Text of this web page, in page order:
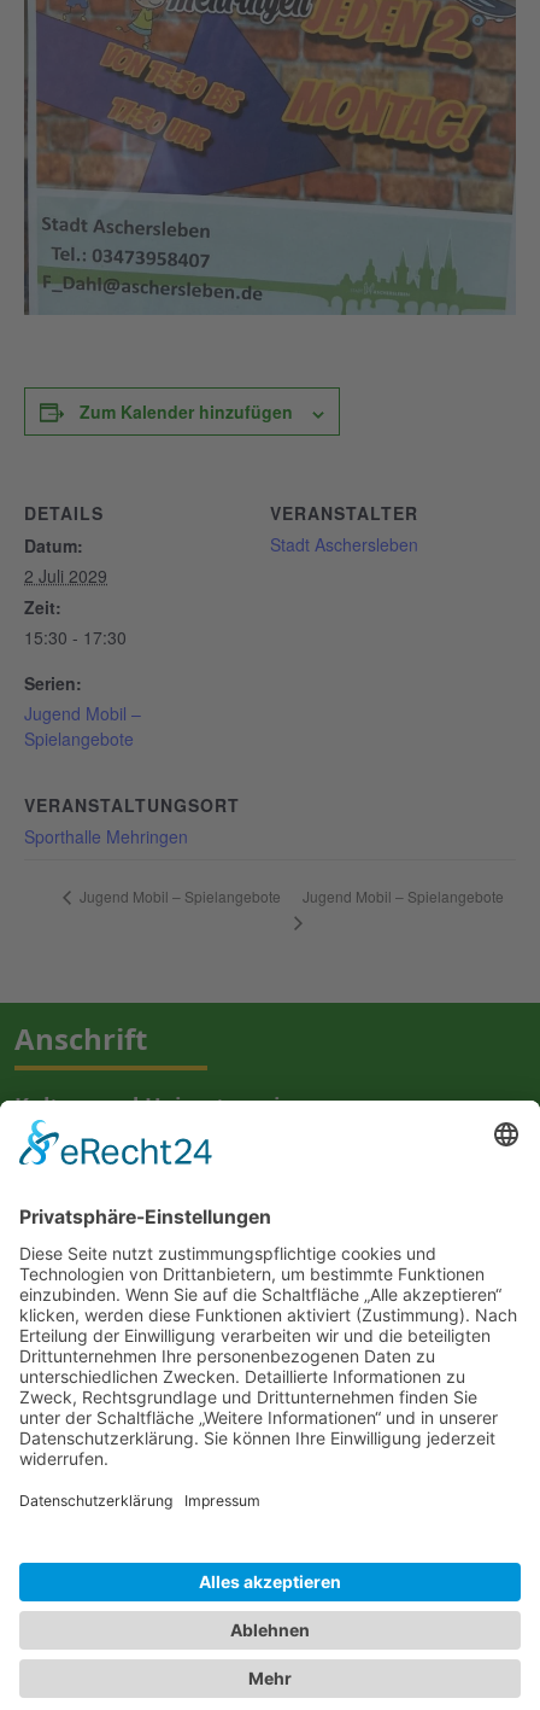
Zum Kalender hinzufügen
DETAILS
Datum:
2 Juli 2029
Zeit:
15:30 - 17:30
Serien:
Jugend Mobil –
Spielangebote
VERANSTALTER
Stadt Aschersleben
VERANSTALTUNGSORT
Sporthalle Mehringen
Jugend Mobil – Spielangebote Jugend Mobil – Spielangebote
Anschrift
Kultur- und Heimatverein
Mehringen e. V.
Großer Winkel 2
06449 Aschersleben
OT Mehringen
Links & Rechte
Datenschutzerklärung
Haftungsausschluss
Impressum
Satzung
Kontakt
2026 © Kultur- und Heimatverein Mehringen e. V.
Vervielfältigungen nur mit unserer Genehmigung